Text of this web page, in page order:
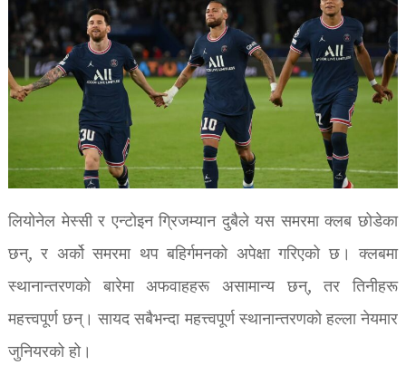
लियोनेल मेस्सी र एन्टोइन ग्रिजम्यान दुबैले यस समरमा क्लब छोडेका
छन्, र अर्को समरमा थप बहिर्गमनको अपेक्षा गरिएको छ। क्लबमा
स्थानान्तरणको बारेमा अफवाहहरू असामान्य छन्, तर तिनीहरू
महत्त्वपूर्ण छन्। सायद सबैभन्दा महत्त्वपूर्ण स्थानान्तरणको हल्ला नेयमार
जुनियरको हो।